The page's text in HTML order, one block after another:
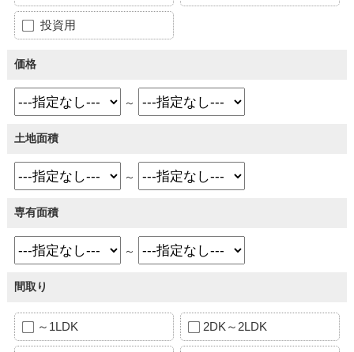
投資用
価格
～
土地面積
～
専有面積
～
間取り
～1LDK 2DK～2LDK